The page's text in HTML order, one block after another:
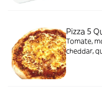
Pizza 5
Tomate,
cheddar,